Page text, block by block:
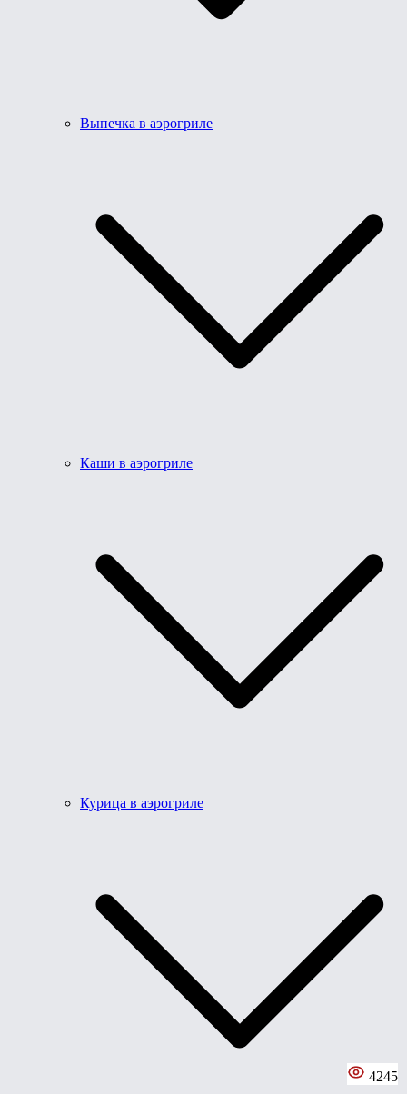
Выпечка в аэрогриле
Каши в аэрогриле
Курица в аэрогриле
4245